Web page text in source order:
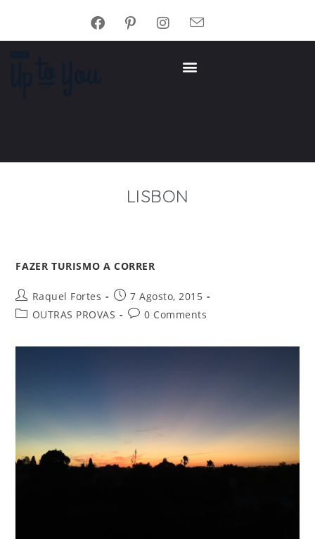
LISBON
FAZER TURISMO A CORRER
Raquel Fortes
7 Agosto, 2015
OUTRAS PROVAS
0 Comments